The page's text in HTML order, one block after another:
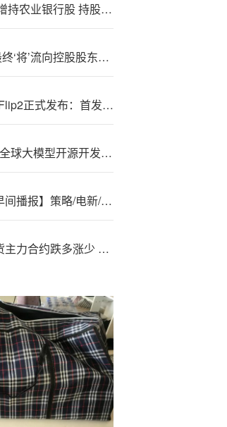
持农业银行股 持股占该行H股总数:突破14%
股‘权’收购款最终‘将’流向控股股东？ 德创环保回应：资金用途由交易对方自主决定
荣耀!Magic V Flip2正式发布：首发2亿超清写真镜头，5499元起
报:告：中国在全球大模型开源开发生态的贡献度达到18.7%
【长江研‘究’·早间播报】策略/电新/非银/计算机
收评‘|’国内期货主力合约跌多涨少 氧化铝跌超3%